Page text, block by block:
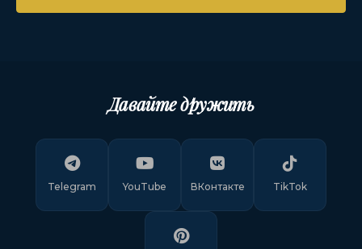
Давайте дружить
Telegram YouTube ВКонтакте TikTok